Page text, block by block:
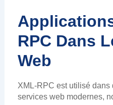
RPC Dans
Web
XML-RPC est utilisé
services web modernes,